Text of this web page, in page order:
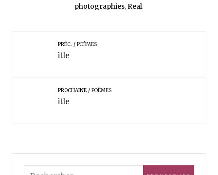
photographies, Real.
PRÉC. POÈMES
itle
PROCHAINE POÈMES
itle